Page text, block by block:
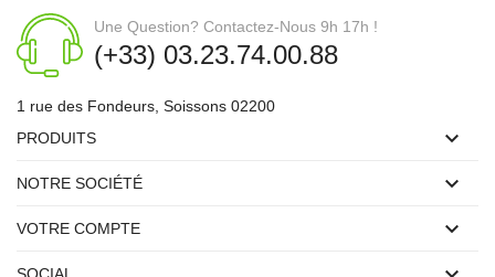
Une Question? Contactez-Nous 9h 17h !
(+33) 03.23.74.00.88
1 rue des Fondeurs, Soissons 02200
PRODUITS

NOTRE SOCIÉTÉ 
VOTRE COMPTE 